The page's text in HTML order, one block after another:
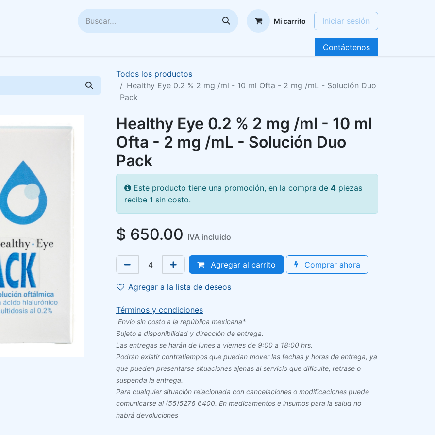
Mi carrito Iniciar sesión
Contáctenos
Todos los productos
Healthy Eye 0.2 % 2 mg /ml - 10 ml Ofta - 2 mg /mL - Solución Duo
Pack
Healthy Eye 0.2 % 2 mg /ml - 10 ml
Ofta - 2 mg /mL - Solución Duo
Pack
Este producto tiene una promoción, en la compra de 4 piezas
recibe 1 sin costo.
$ 650.00 IVA incluido
Agregar al carrito Comprar ahora
Agregar a la lista de deseos
Términos y condiciones
Envío sin costo a la república mexicana*
Sujet​o a disponibilidad y dirección de entrega.
Las entregas se harán de lunes a viernes de 9:00 a 18:00 hrs.
Podrán existir contratiempos que puedan mover las fechas y horas de entrega, ya
que pueden presentarse situaciones ajenas al servicio que dificulte, retrase o
suspenda la entrega.
Para cualquier situación relacionada con cancelaciones o modificaciones puede
comunicarse al (55)5276 6400. En medicamentos e insumos para la salud no
habrá devoluciones